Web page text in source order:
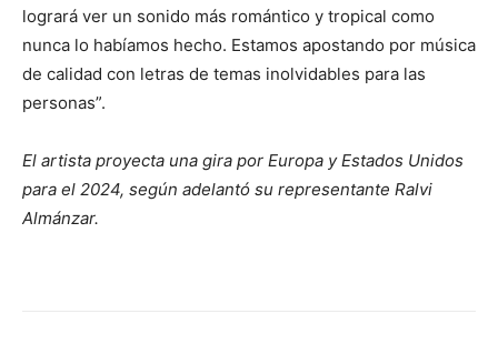
logrará ver un sonido más romántico y tropical como
nunca lo habíamos hecho. Estamos apostando por música
de calidad con letras de temas inolvidables para las
personas”.
El artista proyecta una gira por Europa y Estados Unidos
para el 2024, según adelantó su representante Ralvi
Almánzar.